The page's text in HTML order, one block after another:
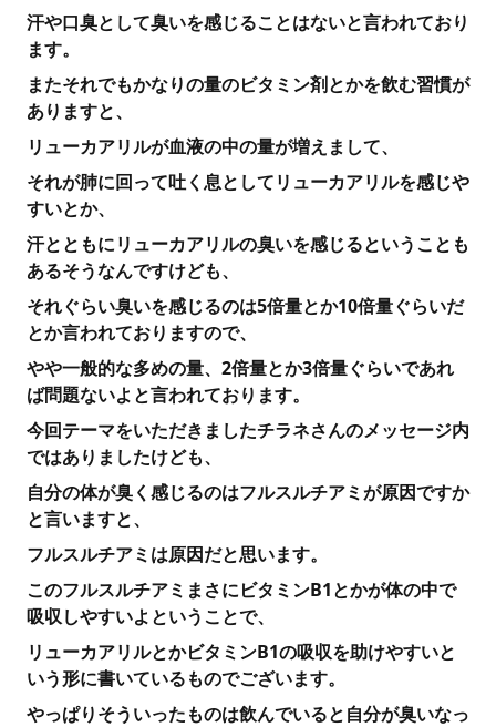
汗や口臭として臭いを感じることはないと言われており
ます。
またそれでもかなりの量のビタミン剤とかを飲む習慣が
ありますと、
リューカアリルが血液の中の量が増えまして、
それが肺に回って吐く息としてリューカアリルを感じや
すいとか、
汗とともにリューカアリルの臭いを感じるということも
あるそうなんですけども、
それぐらい臭いを感じるのは5倍量とか10倍量ぐらいだ
とか言われておりますので、
やや一般的な多めの量、2倍量とか3倍量ぐらいであれ
ば問題ないよと言われております。
今回テーマをいただきましたチラネさんのメッセージ内
ではありましたけども、
自分の体が臭く感じるのはフルスルチアミが原因ですか
と言いますと、
フルスルチアミは原因だと思います。
このフルスルチアミまさにビタミンB1とかが体の中で
吸収しやすいよということで、
リューカアリルとかビタミンB1の吸収を助けやすいと
いう形に書いているものでございます。
やっぱりそういったものは飲んでいると自分が臭いなっ